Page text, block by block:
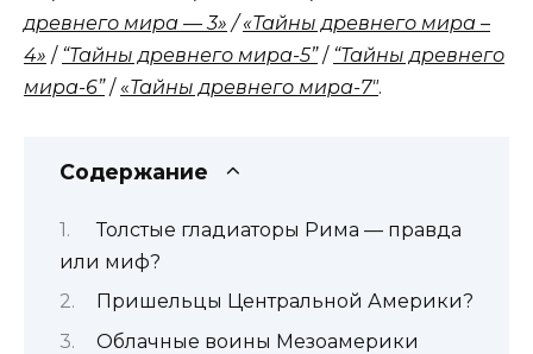
древнего мира — 3» /«Тайны древнего мира –
4» / “Тайны древнего мира-5” / “Тайны древнего
мира-6”/ «Тайны древнего мира-7″.
Содержание
Толстые гладиаторы Рима — правда
или миф?
Пришельцы Центральной Америки?
Облачные воины Мезоамерики